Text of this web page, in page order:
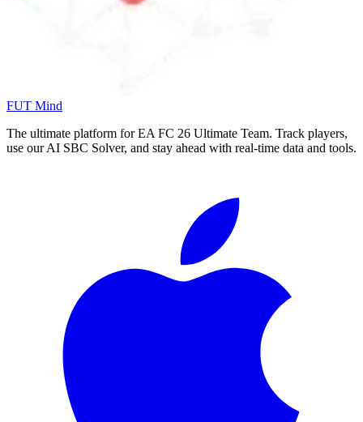
FUT Mind
The ultimate platform for EA FC 26 Ultimate Team. Track players,
use our AI SBC Solver, and stay ahead with real-time data and tools.